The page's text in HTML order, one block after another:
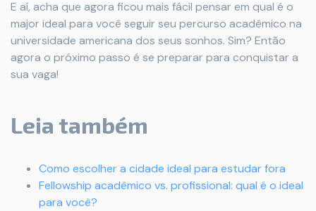
E aí, acha que agora ficou mais fácil pensar em qual é o
major ideal para você seguir seu percurso acadêmico na
universidade americana dos seus sonhos. Sim? Então
agora o próximo passo é se preparar para conquistar a
sua vaga!
Leia também
Como escolher a cidade ideal para estudar fora
Fellowship acadêmico vs. profissional: qual é o ideal
para você?